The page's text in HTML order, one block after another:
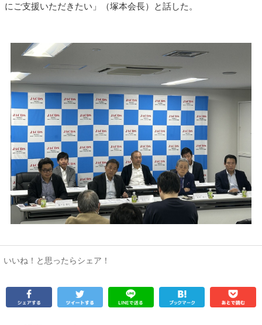
にご支援いただきたい」（塚本会長）と話した。
いいね！と思ったらシェア！